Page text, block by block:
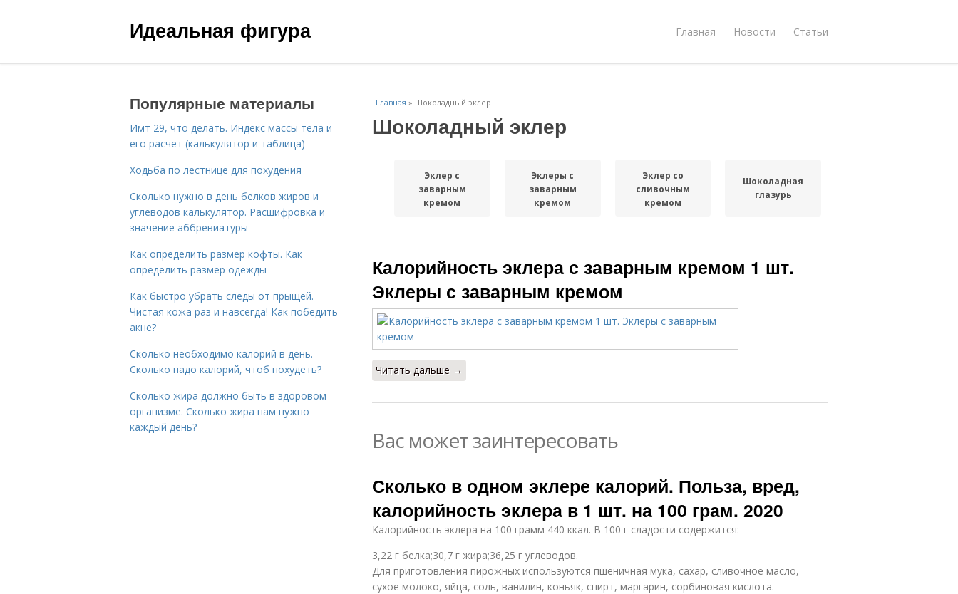
Идеальная фигура Главная Новости Статьи
Главная » Шоколадный эклер
Шоколадный эклер
Эклер с
заварным
кремом
Эклеры с
заварным
кремом
Эклер со
сливочным
кремом
Шоколадная
глазурь
Калорийность эклера с заварным кремом 1 шт.
Эклеры с заварным кремом
Читать дальше →
Вас может заинтересовать
Сколько в одном эклере калорий. Польза, вред,
калорийность эклера в 1 шт. на 100 грам. 2020
Калорийность эклера на 100 грамм 440 ккал. В 100 г сладости содержится:
3,22 г белка;30,7 г жира;36,25 г углеводов.
Для приготовления пирожных используются пшеничная мука, сахар, сливочное масло,
сухое молоко, яйца, соль, ванилин, коньяк, спирт, маргарин, сорбиновая кислота.
Популярные материалы
Имт 29, что делать. Индекс массы тела и
его расчет (калькулятор и таблица)
Ходьба по лестнице для похудения
Сколько нужно в день белков жиров и
углеводов калькулятор. Расшифровка и
значение аббревиатуры
Как определить размер кофты. Как
определить размер одежды
Как быстро убрать следы от прыщей.
Чистая кожа раз и навсегда! Как победить
акне?
Сколько необходимо калорий в день.
Сколько надо калорий, чтоб похудеть?
Сколько жира должно быть в здоровом
организме. Сколько жира нам нужно
каждый день?